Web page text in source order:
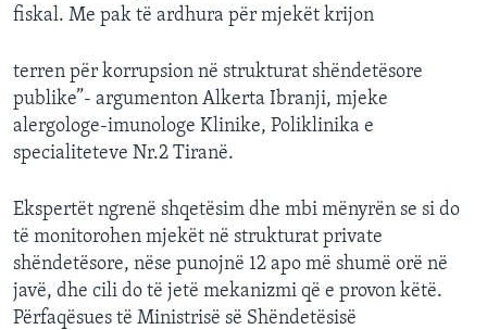
fiskal. Me pak të ardhura për mjekët krijon
terren për korrupsion në strukturat shëndetësore
publike”- argumenton Alkerta Ibranji, mjeke
alergologe-imunologe Klinike, Poliklinika e
specialiteteve Nr.2 Tiranë.
Ekspertët ngrenë shqetësim dhe mbi mënyrën se si do
të monitorohen mjekët në strukturat private
shëndetësore, nëse punojnë 12 apo më shumë orë në
javë, dhe cili do të jetë mekanizmi që e provon këtë.
Përfaqësues të Ministrisë së Shëndetësisë